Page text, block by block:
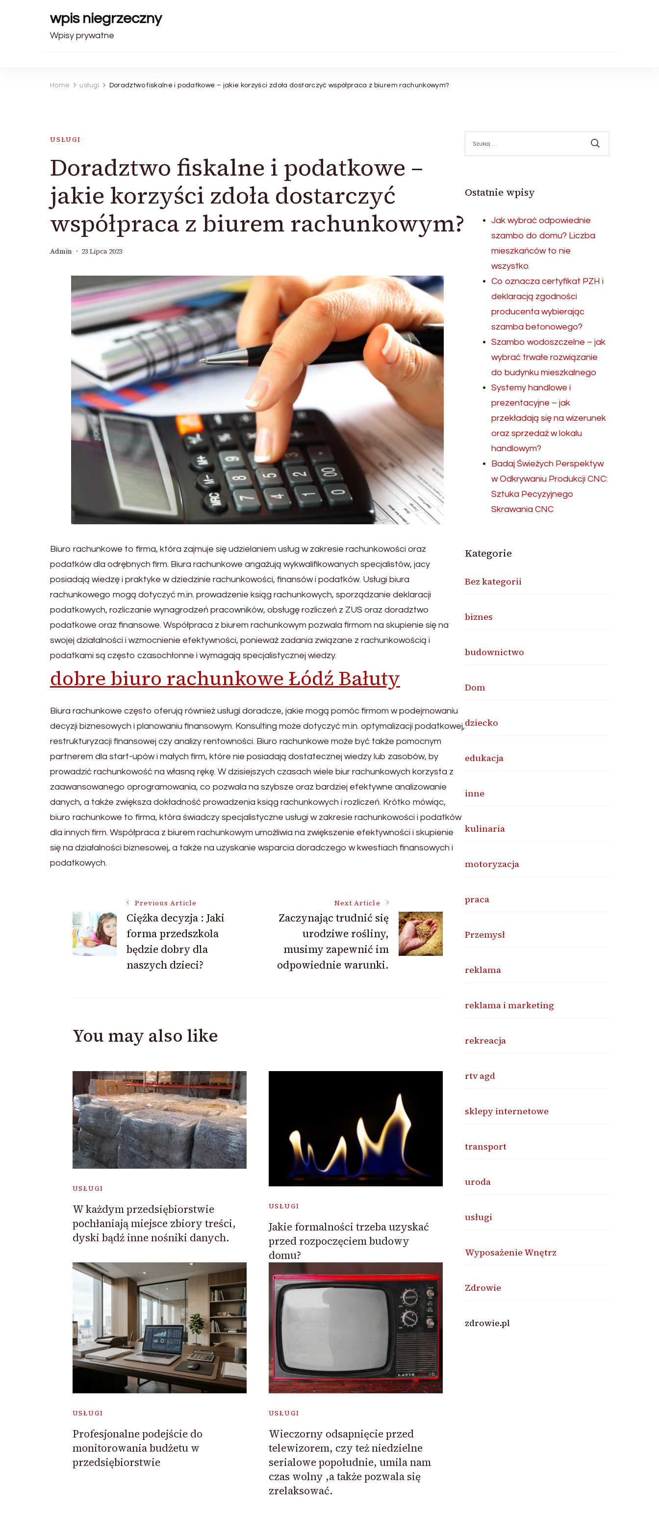
wpis niegrzeczny
Wpisy prywatne
Home usługi Doradztwo fiskalne i podatkowe – jakie korzyści zdoła dostarczyć współpraca z biurem rachunkowym?
USŁUGI
Doradztwo fiskalne i podatkowe –
jakie korzyści zdoła dostarczyć
współpraca z biurem rachunkowym?
Admin 23 Lipca 2023
Biuro rachunkowe to firma, która zajmuje się udzielaniem usług w zakresie rachunkowości oraz
podatków dla odrębnych firm. Biura rachunkowe angażują wykwalifikowanych specjalistów, jacy
posiadają wiedzę i praktyke w dziedzinie rachunkowości, finansów i podatków. Usługi biura
rachunkowego mogą dotyczyć m.in. prowadzenie ksiąg rachunkowych, sporządzanie deklaracji
podatkowych, rozliczanie wynagrodzeń pracowników, obsługę rozliczeń z ZUS oraz doradztwo
podatkowe oraz finansowe. Współpraca z biurem rachunkowym pozwala firmom na skupienie się na
swojej działalności i wzmocnienie efektywności, ponieważ zadania związane z rachunkowością i
podatkami są często czasochłonne i wymagają specjalistycznej wiedzy.
dobre biuro rachunkowe Łódź Bałuty
Biura rachunkowe często oferują również usługi doradcze, jakie mogą pomóc firmom w podejmowaniu
decyzji biznesowych i planowaniu finansowym. Konsulting może dotyczyć m.in. optymalizacji podatkowej,
restrukturyzacji finansowej czy analizy rentowności. Biuro rachunkowe może być także pomocnym
partnerem dla start-upów i małych firm, które nie posiadają dostatecznej wiedzy lub zasobów, by
prowadzić rachunkowość na własną rękę. W dzisiejszych czasach wiele biur rachunkowych korzysta z
zaawansowanego oprogramowania, co pozwala na szybsze oraz bardziej efektywne analizowanie
danych, a także zwiększa dokładność prowadzenia ksiąg rachunkowych i rozliczeń. Krótko mówiąc,
biuro rachunkowe to firma, która świadczy specjalistyczne usługi w zakresie rachunkowości i podatków
dla innych firm. Współpraca z biurem rachunkowym umożliwia na zwiększenie efektywności i skupienie
się na działalności biznesowej, a także na uzyskanie wsparcia doradczego w kwestiach finansowych i
podatkowych.
Post
Navigation
Previous Article
Ciężka decyzja : Jaki
forma przedszkola
będzie dobry dla
naszych dzieci?
Next Article
Zaczynając trudnić się
urodziwe rośliny,
musimy zapewnić im
odpowiednie warunki.
You may also like
USŁUGI
W każdym przedsiębiorstwie
pochłaniają miejsce zbiory treści,
dyski bądź inne nośniki danych.
USŁUGI
Jakie formalności trzeba uzyskać
przed rozpoczęciem budowy
domu?
USŁUGI
Profesjonalne podejście do
monitorowania budżetu w
przedsiębiorstwie
USŁUGI
Wieczorny odsapnięcie przed
telewizorem, czy też niedzielne
serialowe popołudnie, umila nam
czas wolny ,a także pozwala się
zrelaksować.
Ostatnie wpisy
Jak wybrać odpowiednie
szambo do domu? Liczba
mieszkańców to nie
wszystko.
Co oznacza certyfikat PZH i
deklaracją zgodności
producenta wybierając
szamba betonowego?
Szambo wodoszczelne – jak
wybrać trwałe rozwiązanie
do budynku mieszkalnego
Systemy handlowe i
prezentacyjne – jak
przekładają się na wizerunek
oraz sprzedaż w lokalu
handlowym?
Badaj Świeżych Perspektyw
w Odkrywaniu Produkcji CNC:
Sztuka Pecyzyjnego
Skrawania CNC
Kategorie
Bez kategorii
biznes
budownictwo
Dom
dziecko
edukacja
inne
kulinaria
motoryzacja
praca
Przemysł
reklama
reklama i marketing
rekreacja
rtv agd
sklepy internetowe
transport
uroda
usługi
Wyposażenie Wnętrz
Zdrowie
zdrowie.pl